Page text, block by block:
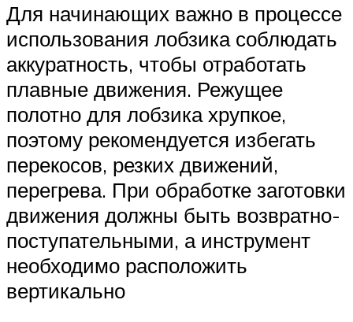
Для начинающих важно в процессе
использования лобзика соблюдать
аккуратность, чтобы отработать
плавные движения. Режущее
полотно для лобзика хрупкое,
поэтому рекомендуется избегать
перекосов, резких движений,
перегрева. При обработке заготовки
движения должны быть возвратно-
поступательными, а инструмент
необходимо расположить
вертикально